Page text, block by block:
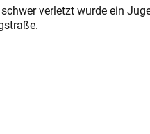
verletzt wurde ein